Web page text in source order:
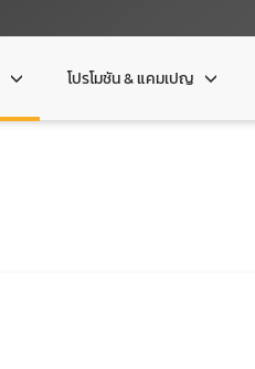
โปรโมชัน & แคมเปญ